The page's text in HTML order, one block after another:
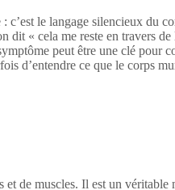
c’est le langage silencieux du
dit « cela me reste en travers
peut être une clé
d’entendre ce que le corps
et de muscles. Il est un